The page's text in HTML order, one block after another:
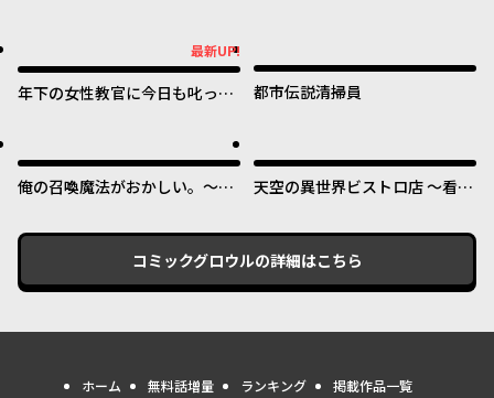
最新UP!
年下の女性教官に今日も叱って
都市伝説清掃員
俺の召喚魔法がおかしい。～雑
使いの俺は、現代兵器を召喚し
て育成チートで無双する～
天空の異世界ビストロ店 ～看板
す～
コミックグロウルの詳細はこちら
ホーム 無料話増量 ランキング 掲載作品一覧